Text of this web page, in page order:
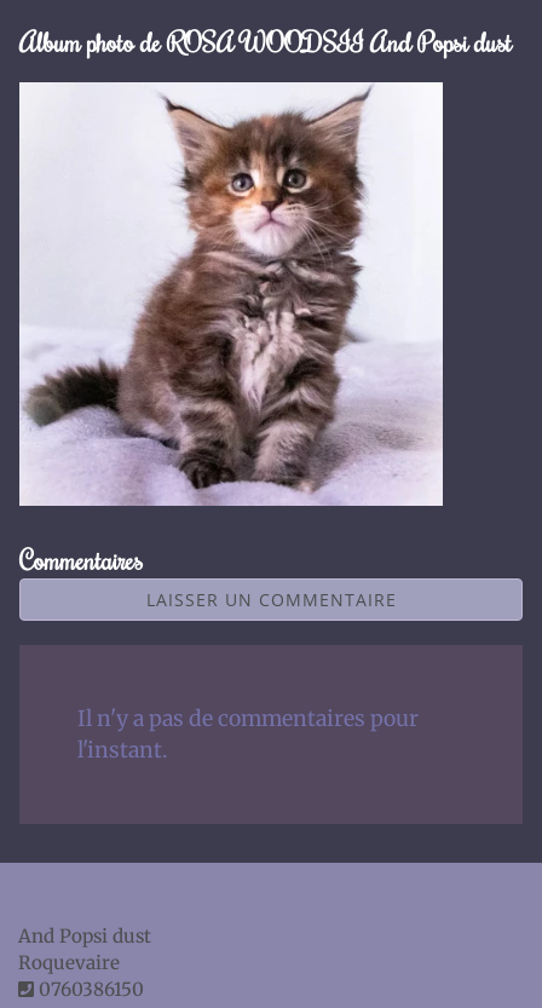
Album photo de ROSA WOODSII And Popsi dust
Commentaires
LAISSER UN COMMENTAIRE
Il n'y a pas de commentaires pour
l'instant.
And Popsi dust
Roquevaire
0760386150